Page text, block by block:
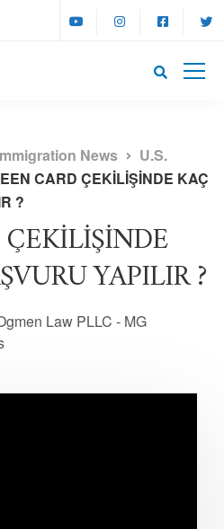
News
U.S.
CARD ÇEKİLİŞİNDE KAÇ
?
YAPILIR ?
Law PLLC - MG